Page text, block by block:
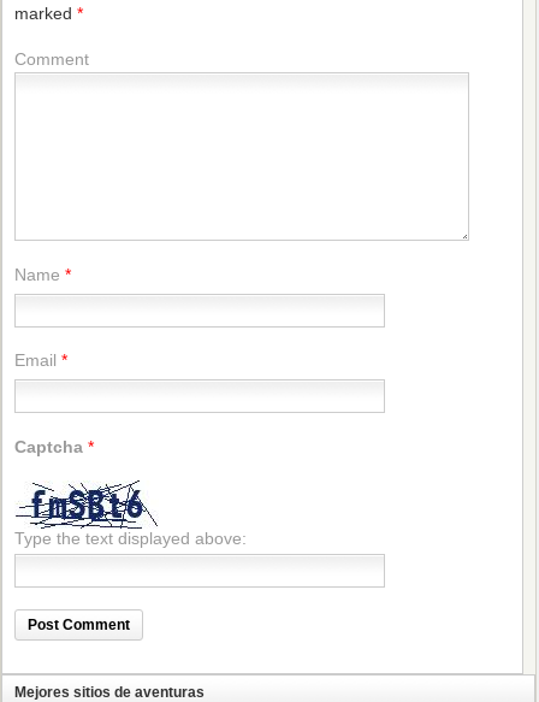
marked *
Comment
Name *
Email *
Captcha *
Type the text displayed above:
Mejores sitios de aventuras